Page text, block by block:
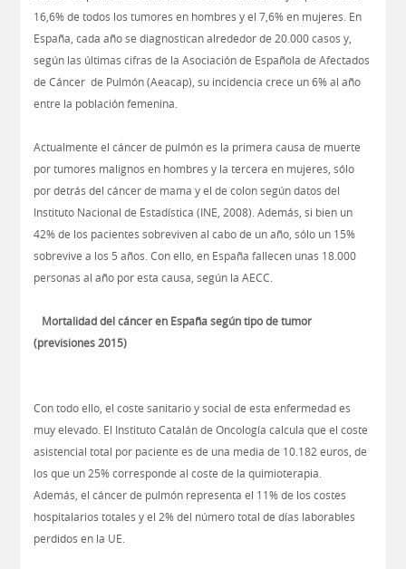
16,6% de todos los tumores en hombres y el 7,6% en mujeres. En
España, cada año se diagnostican alrededor de 20.000 casos y,
según las últimas cifras de la Asociación de Española de Afectados
de Cáncer de Pulmón (Aeacap), su incidencia crece un 6% al año
entre la población femenina.
Actualmente el cáncer de pulmón es la primera causa de muerte
por tumores malignos en hombres y la tercera en mujeres, sólo
por detrás del cáncer de mama y el de colon según datos del
Instituto Nacional de Estadística (INE, 2008). Además, si bien un
42% de los pacientes sobreviven al cabo de un año, sólo un 15%
sobrevive a los 5 años. Con ello, en España fallecen unas 18.000
personas al año por esta causa, según la AECC.
Mortalidad del cáncer en España según tipo de tumor
(previsiones 2015)
Con todo ello, el coste sanitario y social de esta enfermedad es
muy elevado. El Instituto Catalán de Oncología calcula que el coste
asistencial total por paciente es de una media de 10.182 euros, de
los que un 25% corresponde al coste de la quimioterapia.
Además, el cáncer de pulmón representa el 11% de los costes
hospitalarios totales y el 2% del número total de días laborables
perdidos en la UE.